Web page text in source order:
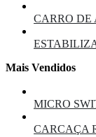
CARRO DE
Mais Vendidos
MICRO
CARCAÇA